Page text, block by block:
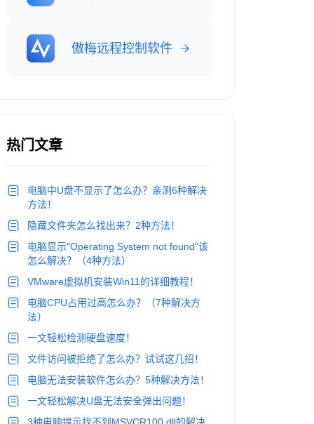
傲梅远程控制软件
热门文章
电脑中U盘不显示了怎么办？亲测6种解决
方法！
隐藏文件夹怎么找出来？2种方法！
电脑显示"Operating System not found"该
怎么解决？（4种方法）
VMware虚拟机安装Win11的详细教程！
电脑CPU占用过高怎么办？（7种解决方
法）
一文轻松检测硬盘速度！
文件访问被拒绝了怎么办？试试这几招！
电脑无法安装软件怎么办？5种解决方法！
一文轻松解决U盘无法安全弹出问题！